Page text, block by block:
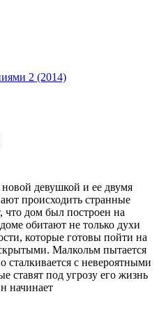
2 (2014)
девушкой и ее двумя
происходить странные
что дом был построен на
обитают не только духи
которые готовы пойти на
Малкольм пытается
сталкивается с невероятными
ставят под угрозу его жизнь
начинает